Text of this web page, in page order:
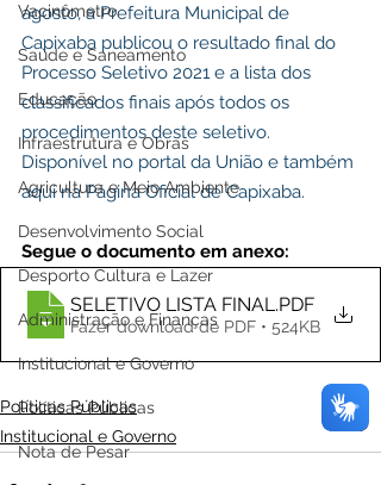
Vacinômetro
Saúde e Saneamento
Educação
Infraestrutura e Obras
Agricultura e Meio Ambiente
Desenvolvimento Social
Desporto Cultura e Lazer
Administração e Finanças
Institucional e Governo
Políticas Públicas
Nota de Pesar
agosto, a Prefeitura Municipal de
Capixaba publicou o resultado final do
Processo Seletivo 2021 e a lista dos
classificados finais após todos os
procedimentos deste seletivo.
Disponível no portal da União e também
aqui na Página Oficial de Capixaba.
Segue o documento em anexo:
SELETIVO LISTA FINAL .PDF
Fazer download de PDF • 524KB
Políticas Públicas
Institucional e Governo